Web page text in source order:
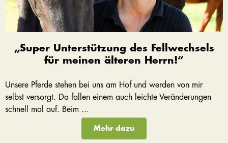
„Super Unterstützung des Fellwechsels
für meinen älteren Herrn!“
Unsere Pferde stehen bei uns am Hof und werden von mir
selbst versorgt. Da fallen einem auch leichte Veränderungen
schnell mal auf. Beim ...
Mehr dazu